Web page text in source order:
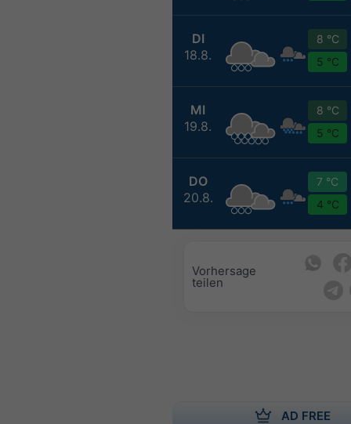
DI
18.8.
8 °C
5 °C
MI
19.8.
8 °C
5 °C
DO
20.8.
7 °C
4 °C
Vorhersage
teilen
AD FREE